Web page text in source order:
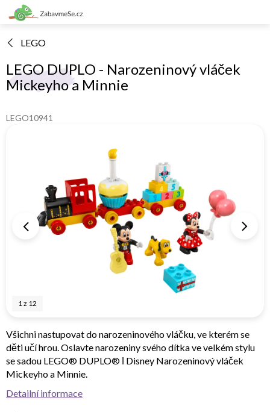
Přejít
na
LEGO
LEGO DUPLO - Narozeninový vláček
Mickeyho a Minnie
LEGO10941
1z 12
Všichni nastupovat do narozeninového vláčku, ve kterém se
děti učí hrou. Oslavte narozeniny svého dítka ve velkém stylu
se sadou LEGO® DUPLO® ǀ Disney Narozeninový vláček
Mickeyho a Minnie.
Detailní informace